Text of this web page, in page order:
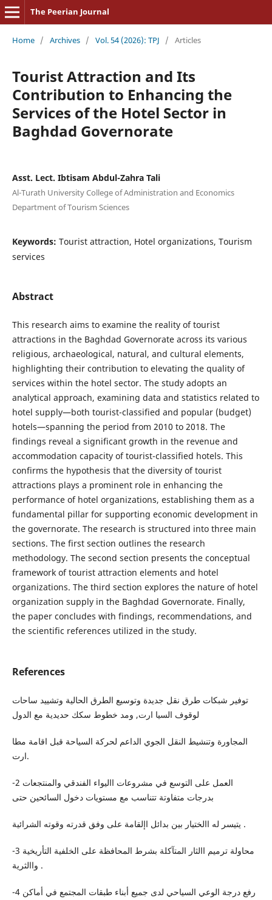
The Peerian Journal
Home / Archives / Vol. 54 (2026): TPJ / Articles
Tourist Attraction and Its
Contribution to Enhancing the
Services of the Hotel Sector in
Baghdad Governorate
Asst. Lect. Ibtisam Abdul-Zahra Tali
Al-Turath University College of Administration and Economics
Department of Tourism Sciences
Keywords: Tourist attraction, Hotel organizations, Tourism
services
Abstract
This research aims to examine the reality of tourist
attractions in the Baghdad Governorate across its various
religious, archaeological, natural, and cultural elements,
highlighting their contribution to elevating the quality of
services within the hotel sector. The study adopts an
analytical approach, examining data and statistics related to
hotel supply—both tourist-classified and popular (budget)
hotels—spanning the period from 2010 to 2018. The
findings reveal a significant growth in the revenue and
accommodation capacity of tourist-classified hotels. This
confirms the hypothesis that the diversity of tourist
attractions plays a prominent role in enhancing the
performance of hotel organizations, establishing them as a
fundamental pillar for supporting economic development in
the governorate. The research is structured into three main
sections. The first section outlines the research
methodology. The second section presents the conceptual
framework of tourist attraction elements and hotel
organizations. The third section explores the nature of hotel
organization supply in the Baghdad Governorate. Finally,
the paper concludes with findings, recommendations, and
the scientific references utilized in the study.
References
توفير شبكات طرق نقل جديدة وتوسيع الطرق الحالية وتشييد ساحات
لوقوف السيا ارت, ومد خطوط سكك حديدية مع الدول
المجاورة وتنشيط النقل الجوي الداعم لحركة السياحة قبل اقامة مطا
ارت.
-2 العمل على التوسع في مشروعات االيواء الفندقي والمنتجعات
بدرجات متفاوتة تتناسب مع مستويات دخول السائحين حتى
يتيسر له االختيار بين بدائل اإلقامة على وفق قدرته وقوته الشرائية .
-3 محاولة ترميم االثار المتآكلة بشرط المحافظة على الخلفية التأريخية
واالثرية .
-4 رفع درجة الوعي السياحي لدى جميع أبناء طبقات المجتمع في أماكن